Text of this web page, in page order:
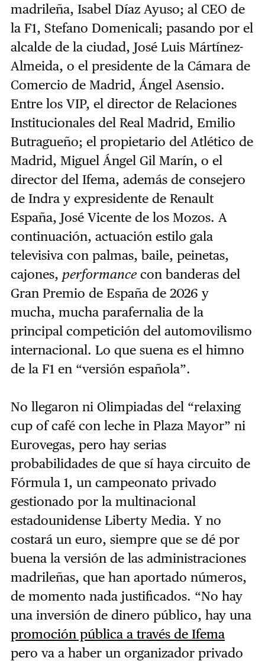
madrileña, Isabel Díaz Ayuso; al CEO de
la F1, Stefano Domenicali; pasando por el
alcalde de la ciudad, José Luis Mártínez-
Almeida, o el presidente de la Cámara de
Comercio de Madrid, Ángel Asensio.
Entre los VIP, el director de Relaciones
Institucionales del Real Madrid, Emilio
Butragueño; el propietario del Atlético de
Madrid, Miguel Ángel Gil Marín, o el
director del Ifema, además de consejero
de Indra y expresidente de Renault
España, José Vicente de los Mozos. A
continuación, actuación estilo gala
televisiva con palmas, baile, peinetas,
cajones, performancecon banderas del
Gran Premio de España de 2026 y
mucha, mucha parafernalia de la
principal competición del automovilismo
internacional. Lo que suena es el himno
de la F1 en “versión española”.
No llegaron ni Olimpiadas del “relaxing
cup of café con leche in Plaza Mayor” ni
Eurovegas, pero hay serias
probabilidades de que sí haya circuito de
Fórmula 1, un campeonato privado
gestionado por la multinacional
estadounidense Liberty Media. Y no
costará un euro, siempre que se dé por
buena la versión de las administraciones
madrileñas, que han aportado números,
de momento nada justificados. “No hay
una inversión de dinero público, hay una
promoción pública a través de Ifema
pero va a haber un organizador privado